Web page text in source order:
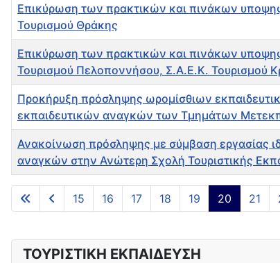
ΤΟΥΡΙΣΤΙΚΗ ΕΚΠΑΙΔΕΥΣΗ
Άρθρα
Επικύρωση των πρακτικών και πινάκων
Τουρισμού Θράκης
Επικύρωση των πρακτικών και πινάκων
Τουρισμού Πελοποννήσου, Σ.Α.Ε.Κ. Τουρισμού
Προκήρυξη πρόσληψης ωρομίσθιων
εκπαιδευτικών αναγκών των Τμημάτων
Ανακοίνωση πρόσληψης με σύμβαση εργασίας
αναγκών στην Ανώτερη Σχολή Τουριστικής
15 16 17 18 19 20 21